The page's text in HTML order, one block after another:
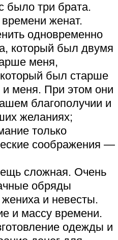
было три брата.
женат.
одновременно
который был двумя
меня,
был старше
меня. При этом они
благополучии и
желаниях;
только
соображения —
сложная. Очень
обряды
и невесты.
и массу времени.
одежды и